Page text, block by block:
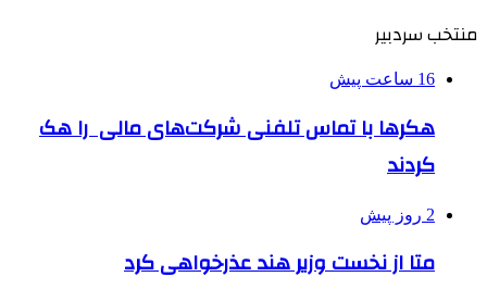
منتخب سردبیر
16 ساعت پیش
هکرها با تماس تلفنی شرکت‌های مالی را هک
کردند
2 روز پیش
متا از نخست وزیر هند عذرخواهی کرد